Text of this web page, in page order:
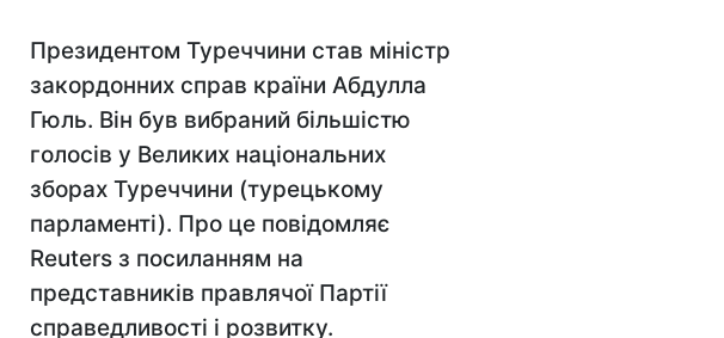
Президентом Туреччини став міністр
закордонних справ країни Абдулла
Гюль. Він був вибраний більшістю
голосів у Великих національних
зборах Туреччини (турецькому
парламенті). Про це повідомляє
Reuters з посиланням на
представників правлячої Партії
справедливості і розвитку.